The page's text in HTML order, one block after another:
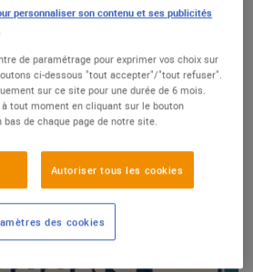
personnaliser son contenu et ses publicités
de paramétrage pour exprimer vos choix sur
ci-dessous "tout accepter"/"tout refuser".
sur ce site pour une durée de 6 mois.
à tout moment en cliquant sur le bouton
de chaque page de notre site.
Autoriser tous les cookies
des cookies